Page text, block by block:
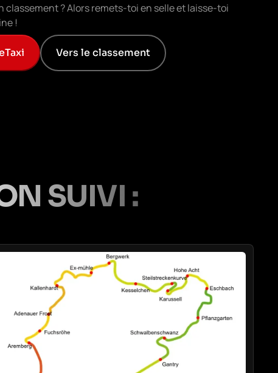
classement ? Alors remets-toi en selle et laisse-toi
!
Vers le classement
SUIVI :